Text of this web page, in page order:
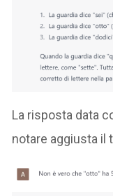
La risposta data
notare aggiusta il